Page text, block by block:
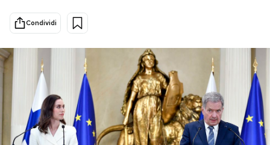
Scienza
Sport
Altrecose
Mondiali calcio 2026
PODCAST
Condividi